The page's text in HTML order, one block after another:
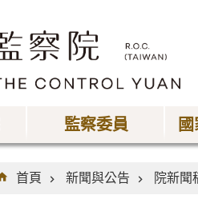
監察委員
首頁
新聞與公告 院新聞